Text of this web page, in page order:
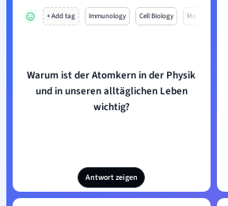
+ Add tag Immunology Cell Biology Mo
Warum ist der Atomkern in der Physik
und in unseren alltäglichen Leben
wichtig?
Antwort zeigen